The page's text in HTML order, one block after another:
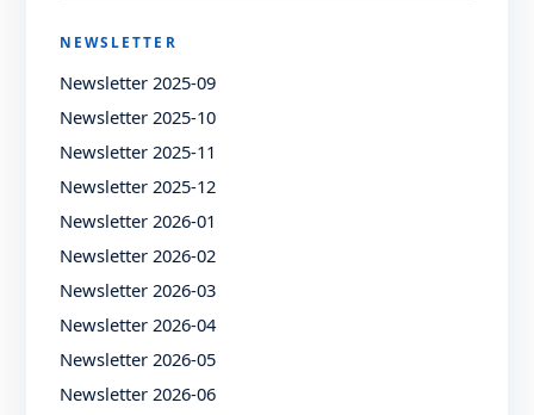
NEWSLETTER
Newsletter 2025-09
Newsletter 2025-10
Newsletter 2025-11
Newsletter 2025-12
Newsletter 2026-01
Newsletter 2026-02
Newsletter 2026-03
Newsletter 2026-04
Newsletter 2026-05
Newsletter 2026-06